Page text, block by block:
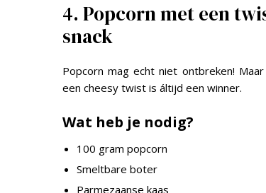
4. Popcorn met een
snack
Popcorn mag echt niet ontbreken!
een cheesy twist is áltijd een winner.
Wat heb je nodig?
100 gram popcorn
Smeltbare boter
Parmezaanse kaas